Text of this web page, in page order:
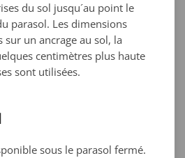
du sol jusqu´au point le
parasol. Les dimensions
sur un ancrage au sol, la
centimètres plus haute
sont utilisées.
sous le parasol fermé.